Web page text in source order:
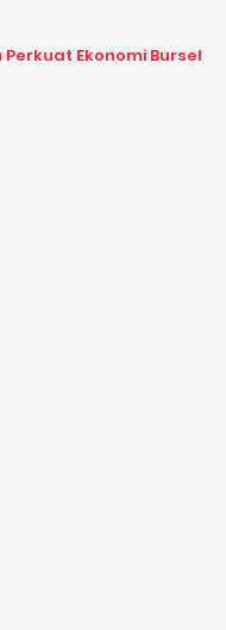
Perkuat Ekonomi Bursel